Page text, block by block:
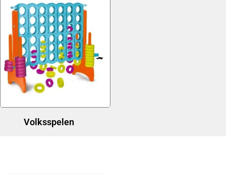
Volksspelen